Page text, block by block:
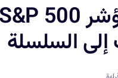
السلسلة